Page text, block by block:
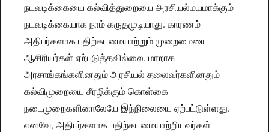
நடவடிக்கையை கல்வித்துறையை அரசியல்மயமாக்கும்
நடவடிக்கையாக நாம் கருதமுடியாது. காரணம்
அதிபர்களாக பதிற்கடமையாற்றும் முறைமையை
ஆசிரியர்கள் ஏற்படுத்தவில்லை. மாறாக
அரசாங்கங்களினதும் அரசியல் தலைவர்களினதும்
கல்விமுறையை சீரழிக்கும் கொள்கை
நடைமுறைகளினாலேயே இந்நிலையை ஏற்பட்டுள்ளது.
எனவே, அதிபர்களாக பதிற்கடமையாற்றியவர்கள்